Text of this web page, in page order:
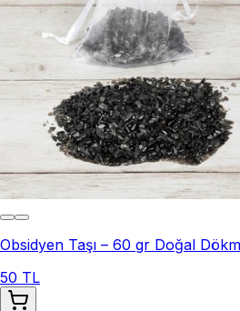
Obsidyen Taşı – 60 gr Doğal
50 TL